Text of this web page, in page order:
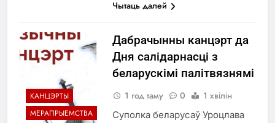
Чытаць далей
КАНЦЭРТЫ
МЕРАПРЫЕМСТВА
Дабрачынны канцэрт да
Дня салідарнасці з
беларускімі палітвязнямі
1 год таму 0 1 хвілін
Суполка беларусаў Уроцлава